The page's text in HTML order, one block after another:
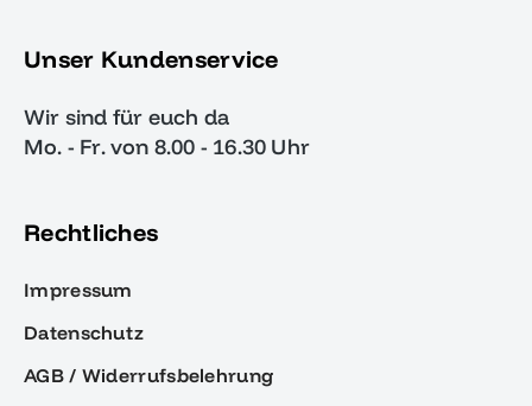
Unser Kundenservice
Wir sind für euch da
Mo. - Fr. von 8.00 - 16.30 Uhr
Rechtliches
Impressum
Datenschutz
AGB / Widerrufsbelehrung